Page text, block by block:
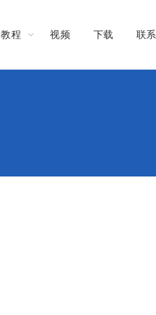
教程 视频 下载 联系